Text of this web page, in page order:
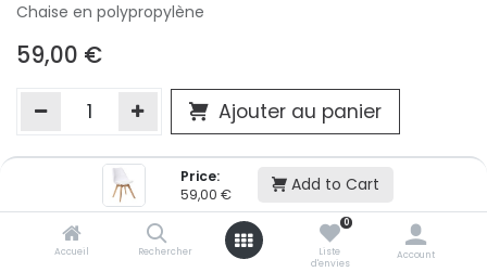
Price:
59,00 € Add to Cart
Accueil Rechercher
0
Liste
d'envies
Account
Chaise en polypropylène
59,00 €
Ajouter au panier
Ajouter à la liste d'envie
Si vous ne pouvez pas ajouter cet article dans votre panier
victime de son succès et momentanément indisponible.
renseigner directement dans votre magasin Conforama